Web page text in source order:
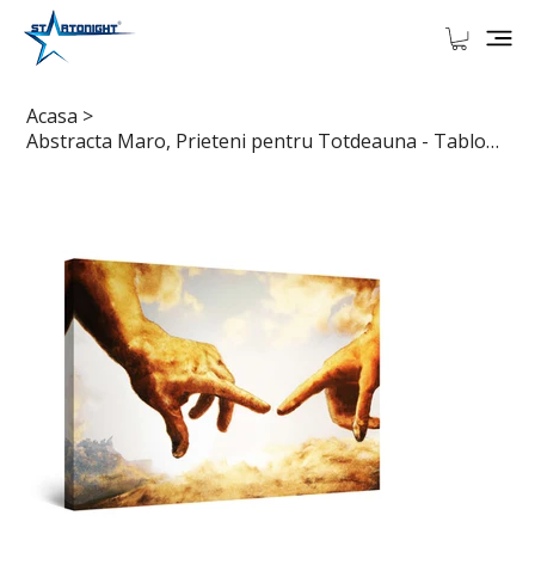
Acasa >
Abstracta Maro, Prieteni pentru Totdeauna - Tablou Canvas Startonight